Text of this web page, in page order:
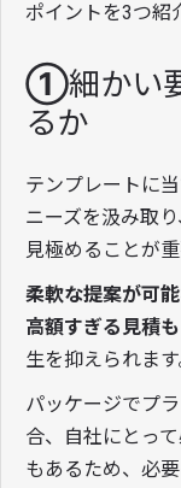
ポイントを3つ紹
①細かい
るか
テンプレートに
ニーズを汲み取
見極めることが重
柔軟な提案が可
高額すぎる見積
生を抑えられます
パッケージでプ
合、自社にとっ
もあるため、必